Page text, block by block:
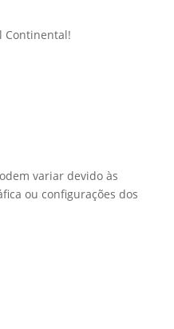
Continental!
variar devido às
ou configurações dos